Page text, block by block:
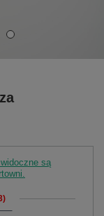
są